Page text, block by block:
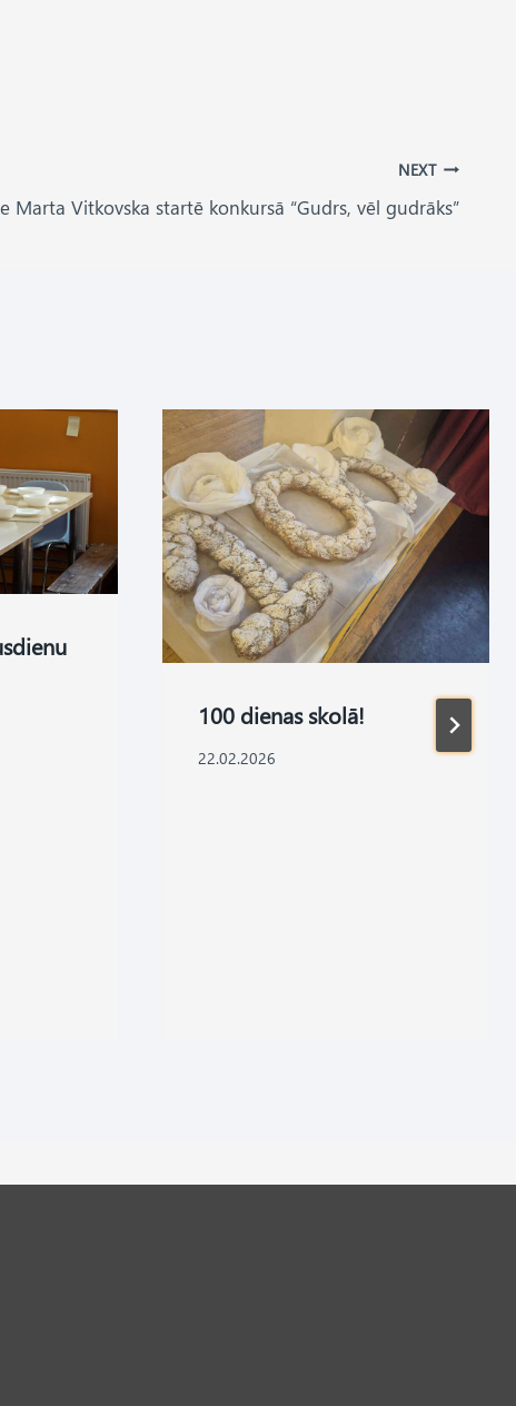
NEXT
Marta Vitkovska startē konkursā “Gudrs, vēl gudrāks”
100 dienas skolā!
22.02.2026